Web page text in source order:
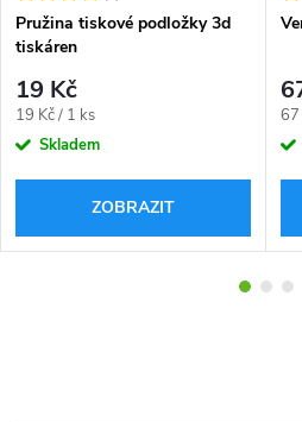
Pružina tiskové podložky 3d
tiskáren
19 Kč
Měrná
cena:
19 Kč / 1 ks
Skladem
ZOBRAZIT
67